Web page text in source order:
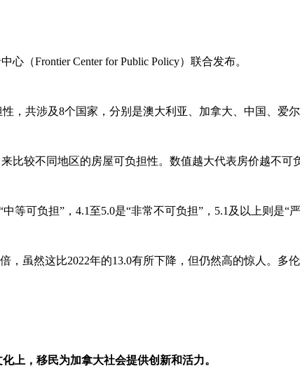
（Frontier Center for Public Policy）联合发布。
，共涉及8个国家，分别是澳大利亚、加拿大、中国、爱
比较不同地区的房屋可负担性。数值越大代表房价越不可
可负担”，4.1至5.0是“非常不可负担”，5.1及以上则是“严
虽然这比2022年的13.0有所下降，但仍然高的惊人。多
上，移民为加拿大社会提供创新和活力。